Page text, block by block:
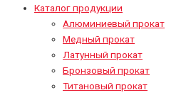
Каталог продукции
Алюминиевый прокат
Медный прокат
Латунный прокат
Бронзовый прокат
Титановый прокат